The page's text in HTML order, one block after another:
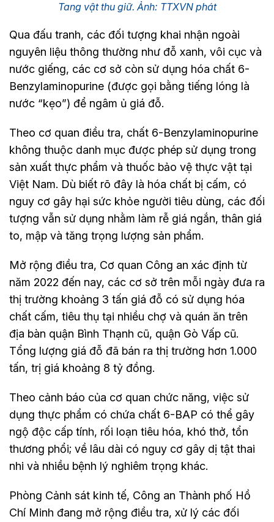
Tang vật thu giữ. Ảnh: TTXVN phát
Qua đấu tranh, các đối tượng khai nhận ngoài
nguyên liệu thông thường như đỗ xanh, vôi cục và
nước giếng, các cơ sở còn sử dụng hóa chất 6-
Benzylaminopurine (được gọi bằng tiếng lóng là
nước “kẹo”) để ngâm ủ giá đỗ.
Theo cơ quan điều tra, chất 6-Benzylaminopurine
không thuộc danh mục được phép sử dụng trong
sản xuất thực phẩm và thuốc bảo vệ thực vật tại
Việt Nam. Dù biết rõ đây là hóa chất bị cấm, có
nguy cơ gây hại sức khỏe người tiêu dùng, các đối
tượng vẫn sử dụng nhằm làm rễ giá ngắn, thân giá
to, mập và tăng trọng lượng sản phẩm.
Mở rộng điều tra, Cơ quan Công an xác định từ
năm 2022 đến nay, các cơ sở trên mỗi ngày đưa ra
thị trường khoảng 3 tấn giá đỗ có sử dụng hóa
chất cấm, tiêu thụ tại nhiều chợ và quán ăn trên
địa bàn quận Bình Thạnh cũ, quận Gò Vấp cũ.
Tổng lượng giá đỗ đã bán ra thị trường hơn 1.000
tấn, trị giá khoảng 8 tỷ đồng.
Theo cảnh báo của cơ quan chức năng, việc sử
dụng thực phẩm có chứa chất 6-BAP có thể gây
ngộ độc cấp tính, rối loạn tiêu hóa, khó thở, tổn
thương phổi; về lâu dài có nguy cơ gây dị tật thai
nhi và nhiều bệnh lý nghiêm trọng khác.
Phòng Cảnh sát kinh tế, Công an Thành phố Hồ
Chí Minh đang mở rộng điều tra, xử lý các đối